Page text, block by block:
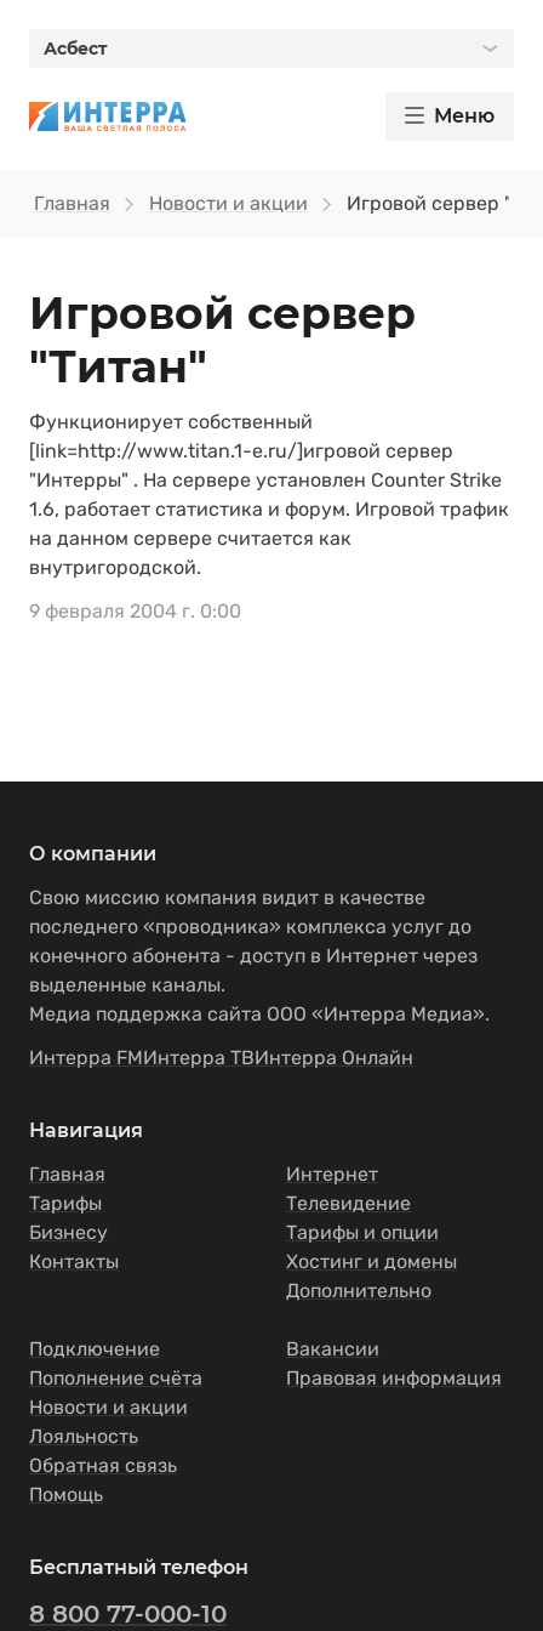
Асбест
Меню
Главная Новости и акции Игровой сервер
Игровой сервер
"Титан"
Функционирует собственный
[link=http://www.titan.1-e.ru/]игровой сервер
"Интерры" . На сервере установлен Counter Strike
1.6, работает статистика и форум. Игровой трафик
на данном сервере считается как
внутригородской.
9 февраля 2004 г. 0:00
О компании
Свою миссию компания видит в качестве
последнего «проводника» комплекса услуг до
конечного абонента - доступ в Интернет через
выделенные каналы.
Медиа поддержка сайта ООО «Интерра Медиа».
Интерра FMИнтерра ТВИнтерра Онлайн
Навигация
Главная
Тарифы
Бизнесу
Контакты
Интернет
Телевидение
Тарифы и опции
Хостинг и домены
Дополнительно
Подключение
Пополнение счёта
Новости и акции
Лояльность
Обратная связь
Помощь
Вакансии
Правовая информация
Бесплатный телефон
8 800 77-000-10